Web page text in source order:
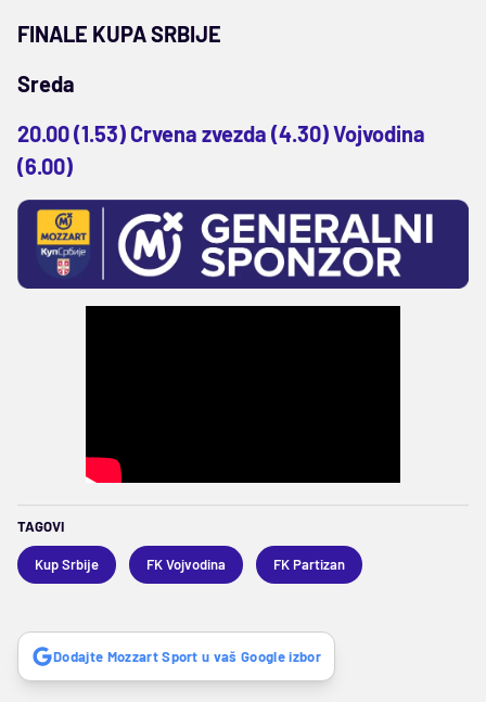
FINALE KUPA SRBIJE
Sreda
20.00 (1.53) Crvena zvezda (4.30) Vojvodina
(6.00)
TAGOVI
Kup Srbije FK Vojvodina FK Partizan
Dodajte Mozzart Sport u vaš Google izbor